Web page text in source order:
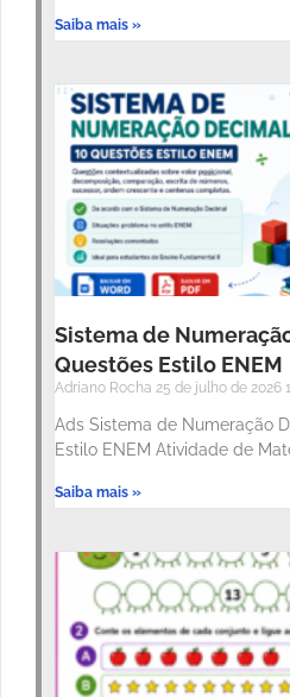
Saiba mais »
Sistema de
Questões Estilo ENEM
Adriano Rocha 25 de julho de 2026
Ads Sistema de Numeração
Estilo ENEM Atividade de
Saiba mais »